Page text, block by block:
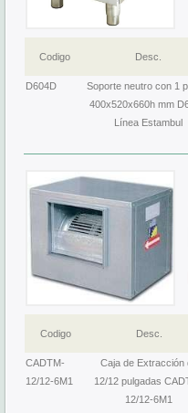
Codigo Desc.
D604D
Soporte neutro con 1
400x520x660h mm
Línea Estambul
Codigo Desc.
CADTM-
12/12-6M1
Caja de Extracción
12/12 pulgadas
12/12-6M1